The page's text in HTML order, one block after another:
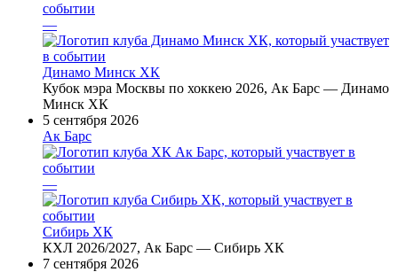
—
Динамо Минск ХК
Кубок мэра Москвы по хоккею 2026, Ак Барс — Динамо
Минск ХК
5 сентября 2026
Ак Барс
—
Сибирь ХК
КХЛ 2026/2027, Ак Барс — Сибирь ХК
7 сентября 2026